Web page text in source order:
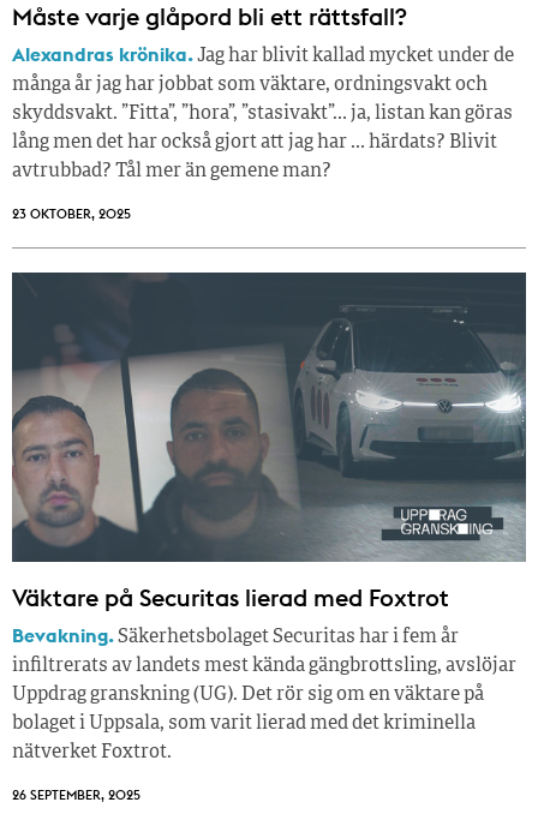
Måste varje glåpord bli ett rättsfall?
Alexandras krönika.Jag har blivit kallad mycket under de
många år jag har jobbat som väktare, ordningsvakt och
skyddsvakt. ”Fitta”, ”hora”, ”stasivakt”… ja, listan kan göras
lång men det har också gjort att jag har … härdats? Blivit
avtrubbad? Tål mer än gemene man?
23 OKTOBER, 2025
Väktare på Securitas lierad med Foxtrot
Bevakning.Säkerhets­bolaget Securitas har i fem år
infiltrerats av landets mest kända gängbrottsling, avslöj­ar
Uppdrag granskning (UG). Det rör sig om en väktare på
bolaget i Uppsala, som varit lierad med det kriminella
nätverket Foxtrot.
26 SEPTEMBER, 2025